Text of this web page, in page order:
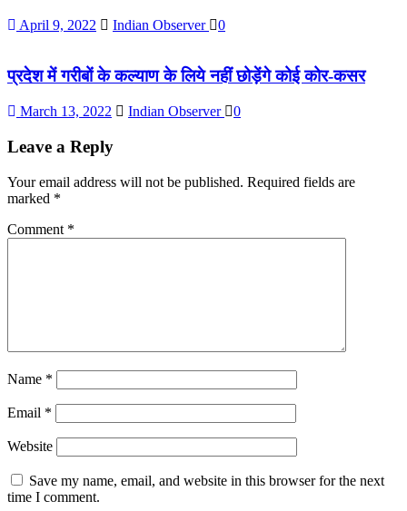
April 9, 2022 Indian Observer 0
प्रदेश में गरीबों के कल्याण के लिये नहीं छोड़ेंगे कोई कोर-कसर
March 13, 2022 Indian Observer 0
Leave a Reply
Your email address will not be published. Required fields are
marked *
Comment *
Name *
Email *
Website
Save my name, email, and website in this browser for the next
time I comment.